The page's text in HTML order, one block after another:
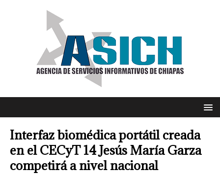
Interfaz biomédica portátil creada
en el CECyT 14 Jesús María Garza
competirá a nivel nacional